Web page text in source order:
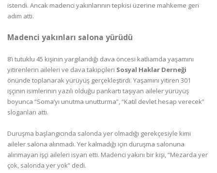
istendi. Ancak madenci yakınlarının tepkisi üzerine mahkeme geri
adım attı.
Madenci yakınları salona yürüdü
8’i tutuklu 45 kişinin yargılandığı dava öncesi katliamda yaşamını
yitirenlerin aileleri ve dava takipçileri Sosyal Haklar Derneği
önünde toplanarak yürüyüş gerçekleştirdi. Yaşamını yitiren 301
işçinin isimlerinin yazılı olduğu pankartı taşıyan aileler yürüyüş
boyunca “Soma’yı unutma unutturma”, “Katil devlet hesap verecek”
sloganları attı.
Duruşma başlangıcında salonda yer olmadığı gerekçesiyle kimi
aileler salona alınmadı. Yer kalmadığı için duruşma salonuna
alınmayan işçi aileleri isyan etti. Madenci yakını bir kişi, “Mezarda yer
çok, salonda yer yok” dedi.